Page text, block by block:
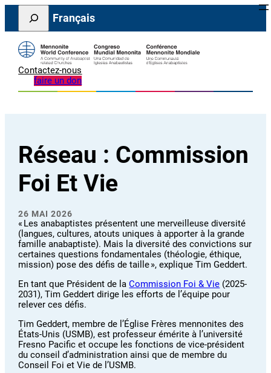
Aller
contenu
Search
Français
Contactez-nous
faire un don
Réseau : Commission
Foi Et Vie
26 MAI 2026
« Les anabaptistes présentent une merveilleuse diversité
(langues, cultures, atouts uniques à apporter à la grande
famille anabaptiste). Mais la diversité des convictions sur
certaines questions fondamentales (théologie, éthique,
mission) pose des défis de taille », explique Tim Geddert.
En tant que Président de laCommission Foi & Vie (2025-
2031), Tim Geddert dirige les efforts de l’équipe pour
relever ces défis.
Tim Geddert, membre de l’Église Frères mennonites des
États-Unis (USMB), est professeur émérite à l’université
Fresno Pacific et occupe les fonctions de vice-président
du conseil d’administration ainsi que de membre du
Conseil Foi et Vie de l’USMB.